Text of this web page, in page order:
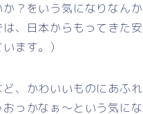
？をいう気になりなん
、日本からもってきた
ます。）
ど、かわいいものにあふ
っかなぁ～という気に